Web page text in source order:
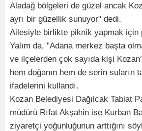
Aladağ bölgeleri de güzel ancak
ayrı bir güzellik sunuyor" dedi.
Ailesiyle birlikte piknik yapmak için
Yalım da, "Adana merkez başta
ve ilçelerden çok sayıda kişi
hem doğanın hem de serin suların
ifadelerini kullandı.
Kozan Belediyesi Dağılcak Tabiat
müdürü Rıfat Akşahin ise Kurban
ziyaretçi yoğunluğunun arttığını